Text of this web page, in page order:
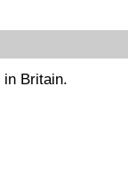
Britain.